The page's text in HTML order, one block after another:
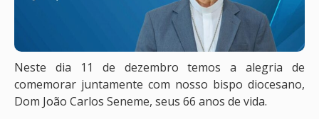
Neste dia 11 de dezembro temos a alegria de
comemorar juntamente com nosso bispo diocesano,
Dom João Carlos Seneme, seus 66 anos de vida.